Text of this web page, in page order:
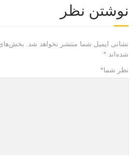
نوشتن نظر
نشانی ایمیل شما منتشر نخواهد شد. بخش‌های
شده‌اند *
نظر شما *